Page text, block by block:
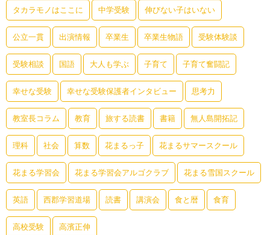
タカラモノはここに 中学受験 伸びない子はいない
公立一貫 出演情報 卒業生 卒業生物語 受験体験談
受験相談 国語 大人も学ぶ 子育て 子育て奮闘記
幸せな受験 幸せな受験保護者インタビュー 思考力
教室長コラム 教育 旅する読書 書籍 無人島開拓記
理科 社会 算数 花まるっ子 花まるサマースクール
花まる学習会 花まる学習会アルゴクラブ 花まる雪国スクール
英語 西郡学習道場 読書 講演会 食と暦 食育
高校受験 高濱正伸